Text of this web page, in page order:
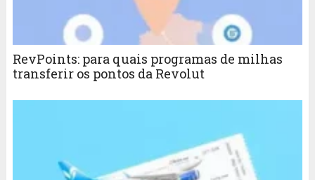
RevPoints: para quais programas de milhas
transferir os pontos da Revolut